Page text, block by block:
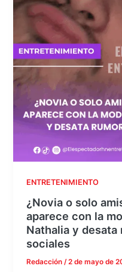
ENTRETENIMIENTO
¿Novia o solo
aparece con la
Nathalia y desata
sociales
Redacción/2 de mayo de